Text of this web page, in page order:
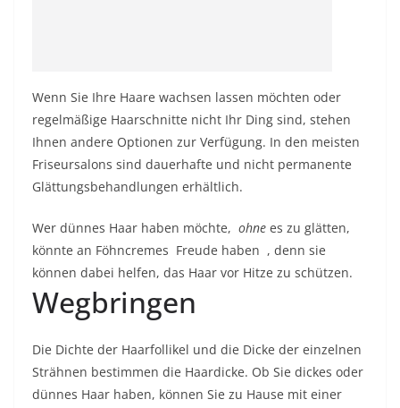
Wenn Sie Ihre Haare wachsen lassen möchten oder
regelmäßige Haarschnitte nicht Ihr Ding sind, stehen
Ihnen andere Optionen zur Verfügung. In den meisten
Friseursalons sind dauerhafte und nicht permanente
Glättungsbehandlungen erhältlich.
Wer dünnes Haar haben möchte, ohne es zu glätten,
könnte an Föhncremes Freude haben , denn sie
können dabei helfen, das Haar vor Hitze zu schützen.
Wegbringen
Die Dichte der Haarfollikel und die Dicke der einzelnen
Strähnen bestimmen die Haardicke. Ob Sie dickes oder
dünnes Haar haben, können Sie zu Hause mit einer